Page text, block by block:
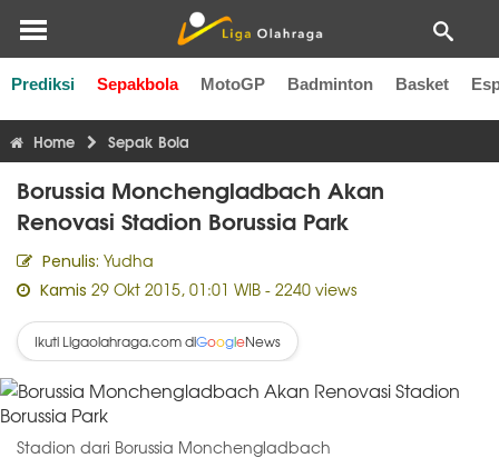
Prediksi Sepakbola MotoGP Badminton Basket
Liga Inggris Liga Italia Liga Spanyol Liga Perancis
Home Sepak Bola
Borussia Monchengladbach Akan
Renovasi Stadion Borussia Park
Penulis: Yudha
Kamis 29 Okt 2015, 01:01 WIB - 2240 views
Ikuti Ligaolahraga.com diGoogleNews
Stadion dari Borussia Monchengladbach